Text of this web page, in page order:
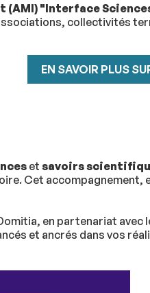
(AMI) "Interface
collectivités
EN SAVOIR PLUS
et savoirs
Cet
en partenariat avec
et ancrés dans vos